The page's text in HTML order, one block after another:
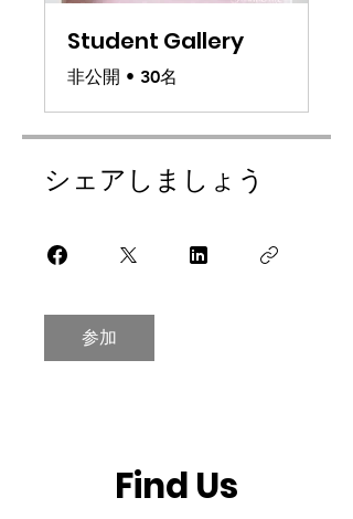
Student Gallery
非公開 • 30名
シェアしましょう
参加
Find Us